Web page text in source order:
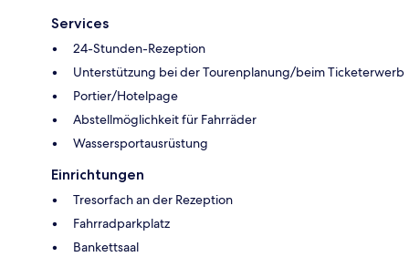
Services
24-Stunden-Rezeption
Unterstützung bei der Tourenplanung/beim Ticketerwerb
Portier/Hotelpage
Abstellmöglichkeit für Fahrräder
Wassersportausrüstung
Einrichtungen
Tresorfach an der Rezeption
Fahrradparkplatz
Bankettsaal